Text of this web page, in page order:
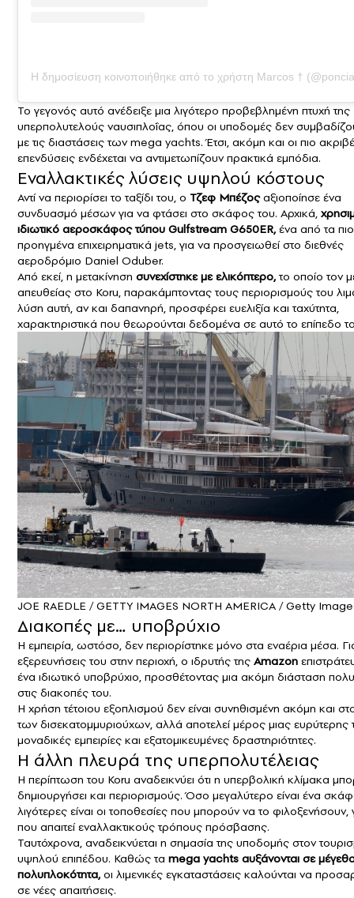
Η δημοσίευση κοινοποιήθηκε από το χρήστη Marcos †
Το γεγονός αυτό ανέδειξε μια λιγότερο προβεβλημένη πτυχή της
υπερπολυτελούς ναυσιπλοΐας, όπου οι υποδομές δεν
με τις διαστάσεις των mega yachts. Έτσι, ακόμη και οι πιο
επενδύσεις ενδέχεται να αντιμετωπίζουν πρακτικά εμπόδια.
Εναλλακτικές λύσεις υψηλού κόστους
Αντί να περιορίσει το ταξίδι του, ο Τζεφ Μπέζοςαξιοποίησε ένα
συνδυασμό μέσων για να φτάσει στο σκάφος του. Αρχικά,
ιδιωτικό αεροσκάφος τύπου Gulfstream G650ER,ένα από τα πιο
προηγμένα επιχειρηματικά jets, για να προσγειωθεί στο διεθνές
αεροδρόμιο Daniel Oduber.
Από εκεί, η μετακίνηση συνεχίστηκε με ελικόπτερο,το οποίο τον
απευθείας στο Koru, παρακάμπτοντας τους περιορισμούς του
λύση αυτή, αν και δαπανηρή, προσφέρει ευελιξία και ταχύτητα,
χαρακτηριστικά που θεωρούνται δεδομένα σε αυτό το επίπεδο
JOE RAEDLE / GETTY IMAGES NORTH AMERICA / Getty
Διακοπές με… υποβρύχιο
Η εμπειρία, ωστόσο, δεν περιορίστηκε μόνο στα εναέρια μέσα.
εξερευνήσεις του στην περιοχή, ο ιδρυτής της Amazon
ένα ιδιωτικό υποβρύχιο, προσθέτοντας μια ακόμη διάσταση
στις διακοπές του.
Η χρήση τέτοιου εξοπλισμού δεν είναι συνηθισμένη ακόμη και
των δισεκατομμυριούχων, αλλά αποτελεί μέρος μιας ευρύτερης
μοναδικές εμπειρίες και εξατομικευμένες δραστηριότητες.
Η άλλη πλευρά της υπερπολυτέλειας
Η περίπτωση του Koru αναδεικνύει ότι η υπερβολική κλίμακα
δημιουργήσει και περιορισμούς. Όσο μεγαλύτερο είναι ένα
λιγότερες είναι οι τοποθεσίες που μπορούν να το φιλοξενήσουν,
που απαιτεί εναλλακτικούς τρόπους πρόσβασης.
Ταυτόχρονα, αναδεικνύεται η σημασία της υποδομής στον
υψηλού επιπέδου. Καθώς τα mega yachts αυξάνονται σε
πολυπλοκότητα,οι λιμενικές εγκαταστάσεις καλούνται να
σε νέες απαιτήσεις.